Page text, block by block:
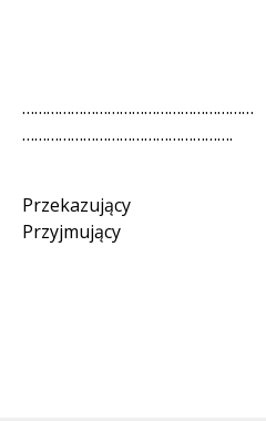
…………………………………………….
Przyjmujący